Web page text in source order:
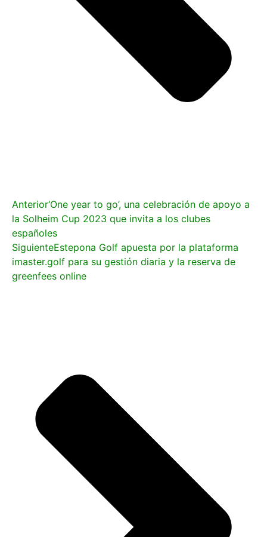
Anterior‘One year to go’, una celebración de apoyo a
la Solheim Cup 2023 que invita a los clubes
españoles
SiguienteEstepona Golf apuesta por la plataforma
imaster.golf para su gestión diaria y la reserva de
greenfees online